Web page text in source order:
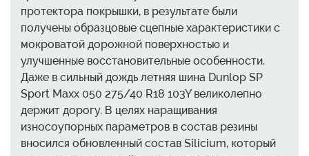
протектора покрышки, в результате были
получены образцовые сцепные характеристики с
мокроватой дорожной поверхностью и
улучшенные восстановительные особенности.
Даже в сильный дождь летняя шина Dunlop SP
Sport Maxx 050 275/40 R18 103Y великолепно
держит дорогу. В целях наращивания
износоупорных параметров в состав резины
вносился обновленный состав Silicium, который